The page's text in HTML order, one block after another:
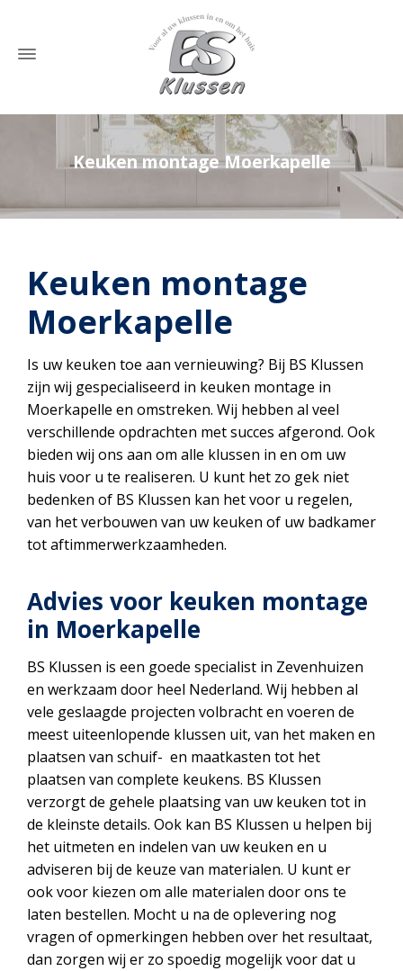
Keuken montage Moerkapelle
Keuken montage
Moerkapelle
Is uw keuken toe aan vernieuwing? Bij BS Klussen
zijn wij gespecialiseerd in keuken montage in
Moerkapelle en omstreken. Wij hebben al veel
verschillende opdrachten met succes afgerond. Ook
bieden wij ons aan om alle klussen in en om uw
huis voor u te realiseren. U kunt het zo gek niet
bedenken of BS Klussen kan het voor u regelen,
van het verbouwen van uw keuken of uw badkamer
tot aftimmerwerkzaamheden.
Advies voor keuken montage
in Moerkapelle
BS Klussen is een goede specialist in Zevenhuizen
en werkzaam door heel Nederland. Wij hebben al
vele geslaagde projecten volbracht en voeren de
meest uiteenlopende klussen uit, van het maken en
plaatsen van schuif- en maatkasten tot het
plaatsen van complete keukens. BS Klussen
verzorgt de gehele plaatsing van uw keuken tot in
de kleinste details. Ook kan BS Klussen u helpen bij
het uitmeten en indelen van uw keuken en u
adviseren bij de keuze van materialen. U kunt er
ook voor kiezen om alle materialen door ons te
laten bestellen. Mocht u na de oplevering nog
vragen of opmerkingen hebben over het resultaat,
dan zorgen wij er zo spoedig mogelijk voor dat u